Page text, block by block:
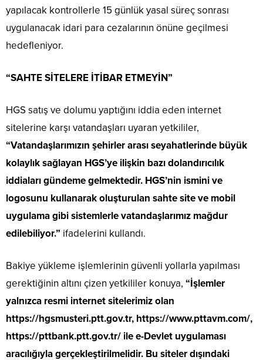
yapılacak kontrollerle 15 günlük yasal süreç sonrası
uygulanacak idari para cezalarının önüne geçilmesi
hedefleniyor.
“SAHTE SİTELERE İTİBAR ETMEYİN”
HGS satış ve dolumu yaptığını iddia eden internet
sitelerine karşı vatandaşları uyaran yetkililer,
“Vatandaşlarımızın şehirler arası seyahatlerinde büyük
kolaylık sağlayan HGS’ye ilişkin bazı dolandırıcılık
iddiaları gündeme gelmektedir. HGS’nin ismini ve
logosunu kullanarak oluşturulan sahte site ve mobil
uygulama gibi sistemlerle vatandaşlarımız mağdur
edilebiliyor.” ifadelerini kullandı.
Bakiye yükleme işlemlerinin güvenli yollarla yapılması
gerektiğinin altını çizen yetkililer konuya, “İşlemler
yalnızca resmi internet sitelerimiz olan
https://hgsmusteri.ptt.gov.tr, https://www.pttavm.com/,
https://pttbank.ptt.gov.tr/ ile e-Devlet uygulaması
aracılığıyla gerçekleştirilmelidir. Bu siteler dışındaki